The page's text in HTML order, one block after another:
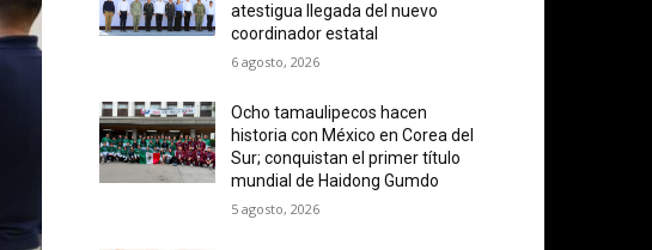
atestigua llegada del nuevo
coordinador estatal
6 agosto, 2026
Ocho tamaulipecos hacen
historia con México en Corea del
Sur; conquistan el primer título
mundial de Haidong Gumdo
5 agosto, 2026